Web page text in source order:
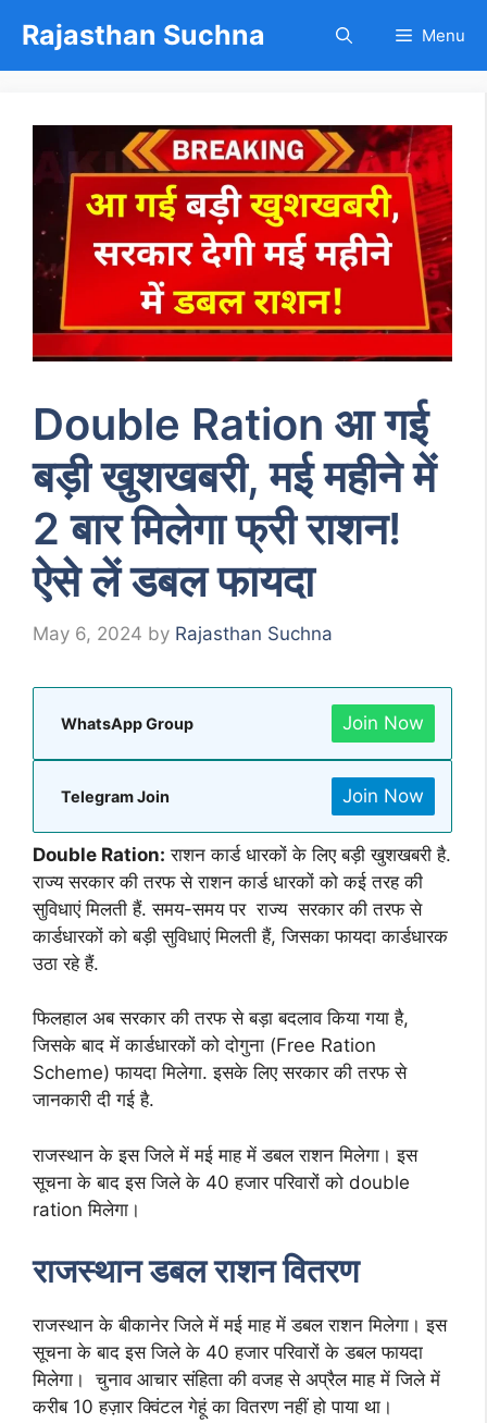
content
Rajasthan Suchna Menu
Double Ration आ गई
बड़ी खुशखबरी, मई महीने में
2 बार मिलेगा फ्री राशन!
ऐसे लें डबल फायदा
May 6, 2024 by Rajasthan Suchna
WhatsApp Group Join Now
Telegram Join Join Now
Double Ration: राशन कार्ड धारकों के लिए बड़ी खुशखबरी है.
राज्य सरकार की तरफ से राशन कार्ड धारकों को कई तरह की
सुविधाएं मिलती हैं. समय-समय पर राज्य सरकार की तरफ से
कार्डधारकों को बड़ी सुविधाएं मिलती हैं, जिसका फायदा कार्डधारक
उठा रहे हैं.
फिलहाल अब सरकार की तरफ से बड़ा बदलाव किया गया है,
जिसके बाद में कार्डधारकों को दोगुना (Free Ration
Scheme) फायदा मिलेगा. इसके लिए सरकार की तरफ से
जानकारी दी गई है.
राजस्थान के इस जिले में मई माह में डबल राशन मिलेगा। इस
सूचना के बाद इस जिले के 40 हजार परिवारों को double
ration मिलेगा।
राजस्थान डबल राशन वितरण
राजस्थान के बीकानेर जिले में मई माह में डबल राशन मिलेगा। इस
सूचना के बाद इस जिले के 40 हजार परिवारों के डबल फायदा
मिलेगा। चुनाव आचार संहिता की वजह से अप्रैल माह में जिले में
करीब 10 हज़ार क्विंटल गेहूं का वितरण नहीं हो पाया था।